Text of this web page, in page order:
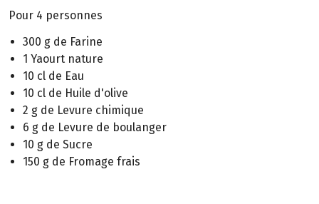
Pour 4 personnes
300 g de Farine
1 Yaourt nature
10 cl de Eau
10 cl de Huile d'olive
2 g de Levure chimique
6 g de Levure de boulanger
10 g de Sucre
150 g de Fromage frais